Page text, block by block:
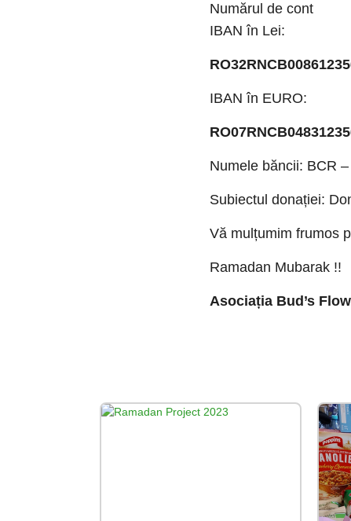
Numărul de cont
IBAN în Lei:
IBAN în EURO:
Numele băncii: BCR
Subiectul donației:
Vă mulțumim frumos
Ramadan Mubarak !!
Asociația Bud’s